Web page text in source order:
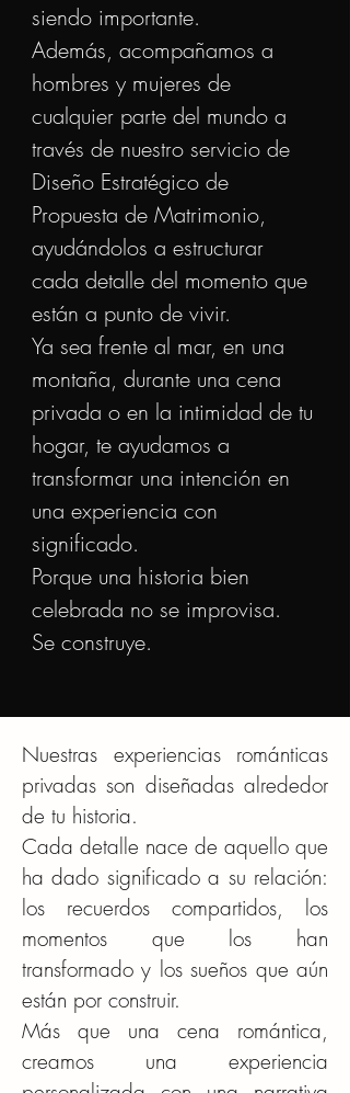
siendo importante.
Además, acompañamos a
hombres y mujeres de
cualquier parte del mundo a
través de nuestro servicio de
Diseño Estratégico de
Propuesta de Matrimonio,
ayudándolos a estructurar
cada detalle del momento que
están a punto de vivir.
Ya sea frente al mar, en una
montaña, durante una cena
privada o en la intimidad de tu
hogar, te ayudamos a
transformar una intención en
una experiencia con
significado.
Porque una historia bien
celebrada no se improvisa.
Se construye.
Nuestras experiencias románticas
privadas son diseñadas alrededor
de tu historia.
Cada detalle nace de aquello que
ha dado significado a su relación:
los recuerdos compartidos, los
momentos que los han
transformado y los sueños que aún
están por construir.
Más que una cena romántica,
creamos una experiencia